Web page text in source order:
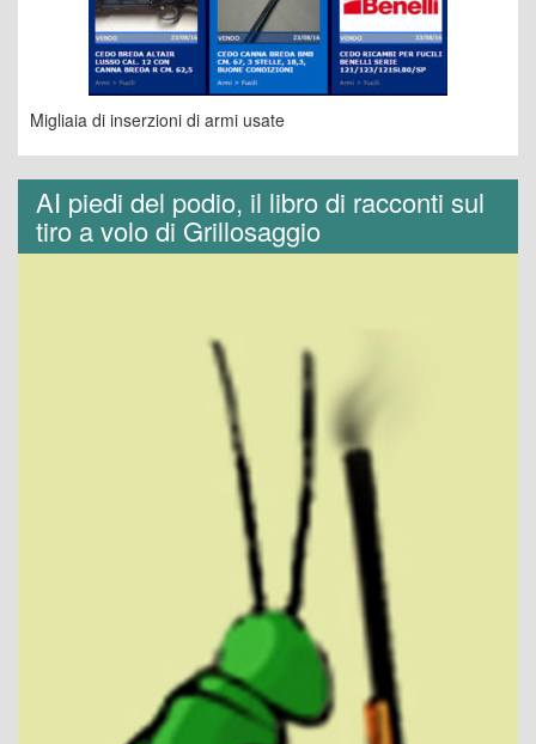
Migliaia di inserzioni di armi usate
AI piedi del podio, il libro di racconti sul
tiro a volo di Grillosaggio